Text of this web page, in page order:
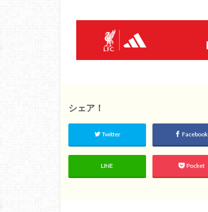
シェア！
Twitter Facebook
LINE Pocket